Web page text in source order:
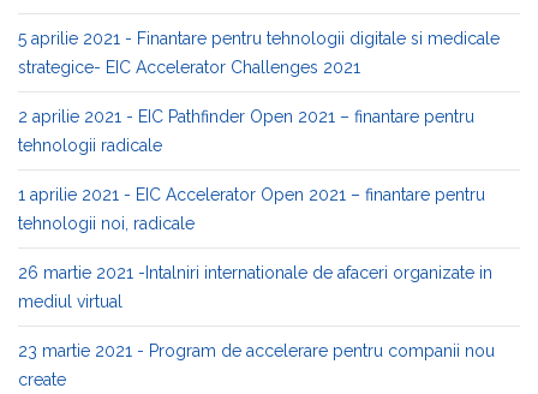
5 aprilie 2021 - Finantare pentru tehnologii digitale si medicale
strategice- EIC Accelerator Challenges 2021
2 aprilie 2021 - EIC Pathfinder Open 2021 – finantare pentru
tehnologii radicale
1 aprilie 2021 - EIC Accelerator Open 2021 – finantare pentru
tehnologii noi, radicale
26 martie 2021 -Intalniri internationale de afaceri organizate in
mediul virtual
23 martie 2021 - Program de accelerare pentru companii nou
create